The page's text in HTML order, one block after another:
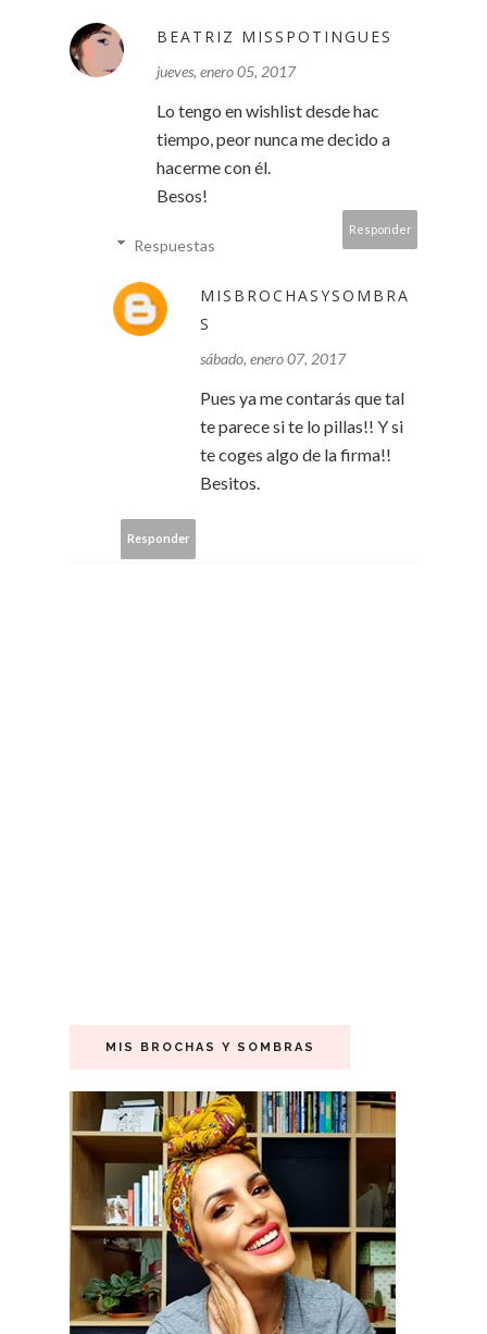
BEATRIZ MISSPOTINGUES
jueves, enero 05, 2017
Lo tengo en wishlist desde hac
tiempo, peor nunca me decido a
hacerme con él.
Besos!
Responder
Respuestas
MISBROCHASYSOMBRA
S
sábado, enero 07, 2017
Pues ya me contarás que tal
te parece si te lo pillas!! Y si
te coges algo de la firma!!
Besitos.
Responder
MIS BROCHAS Y SOMBRAS